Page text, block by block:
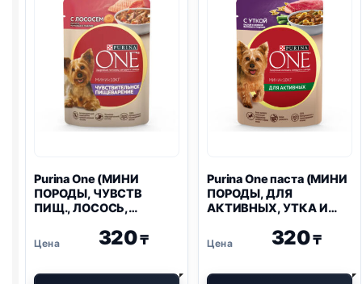
Purina One(МИНИ
ПОРОДЫ, ЧУВСТВ
ПИЩ., ЛОСОСЬ,
320₸
Purina Oneпаста (МИНИ
ПОРОДЫ, ДЛЯ
АКТИВНЫХ, УТКА И
320₸